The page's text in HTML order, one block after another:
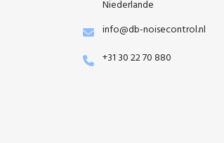
Niederlande
info@db-noisecontrol.nl
+31 30 22 70 880